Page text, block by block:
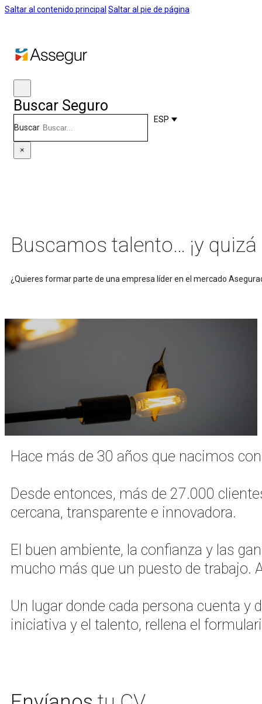
Saltar al contenido principal Saltar al pie de página
Buscar Seguro
Buscar
×
ESP
Buscamos talento… ¡y
¿Quieres formar parte de una empresa líder en el mercado
Hace más de 30 años que nacimos
Desde entonces, más de 27.000
cercana, transparente e innovadora.
El buen ambiente, la confianza y las
mucho más que un puesto de trabajo.
Un lugar donde cada persona cuenta
iniciativa y el talento, rellena el